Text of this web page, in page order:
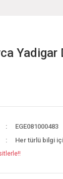
Yadigar
EGE081000483
Her türlü bilgi